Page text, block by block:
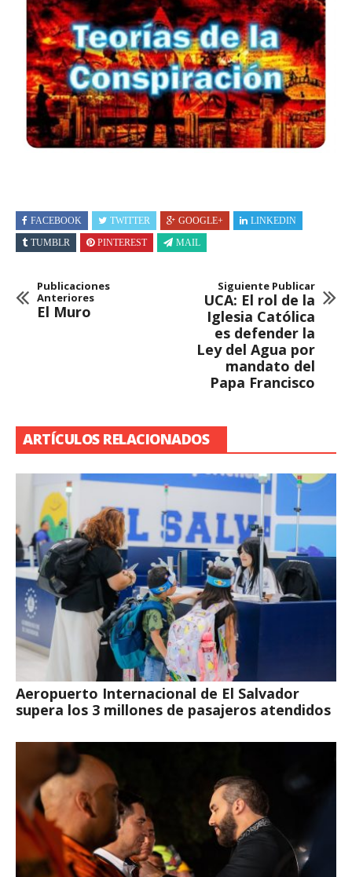
FACEBOOK TWITTER GOOGLE+
LINKEDIN
TUMBLR
PINTEREST MAIL
Publicaciones
Anteriores
El Muro
Siguiente Publicar
UCA: El rol de la
Iglesia Católica
es defender la
Ley del Agua por
mandato del
Papa Francisco
ARTÍCULOS RELACIONADOS
Aeropuerto Internacional de El Salvador
supera los 3 millones de pasajeros atendidos